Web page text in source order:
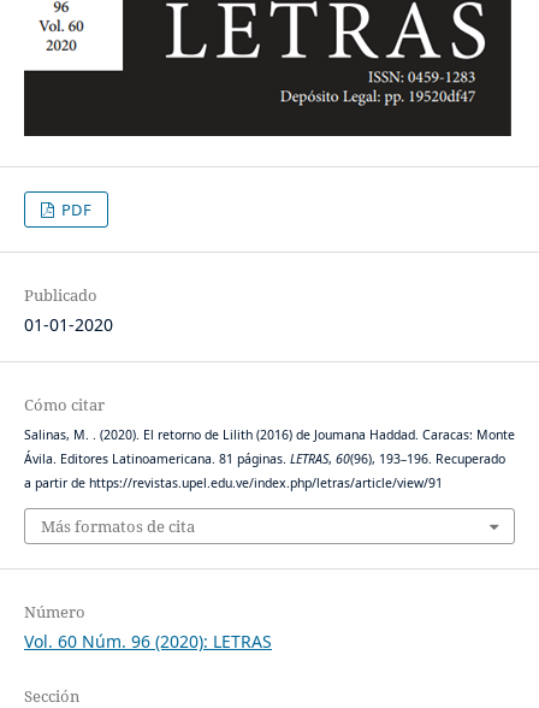
PDF
Publicado
01-01-2020
Cómo citar
Salinas, M. . (2020). El retorno de Lilith (2016) de Joumana Haddad. Caracas: Monte
Ávila. Editores Latinoamericana. 81 páginas. LETRAS, 60(96), 193–196. Recuperado
a partir de https://revistas.upel.edu.ve/index.php/letras/article/view/91
Más formatos de cita
Número
Vol. 60 Núm. 96 (2020): LETRAS
Sección